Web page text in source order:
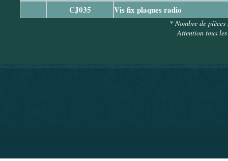
CJ035
Vis fix plaques radio
* Nombre de
Attention tous